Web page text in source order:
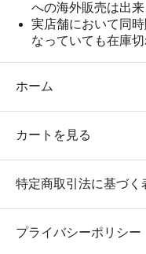
への海外販売は出来
実店舗において同
なっていても在庫
ホーム
カートを見る
特定商取引法に基づく
プライバシーポリシー